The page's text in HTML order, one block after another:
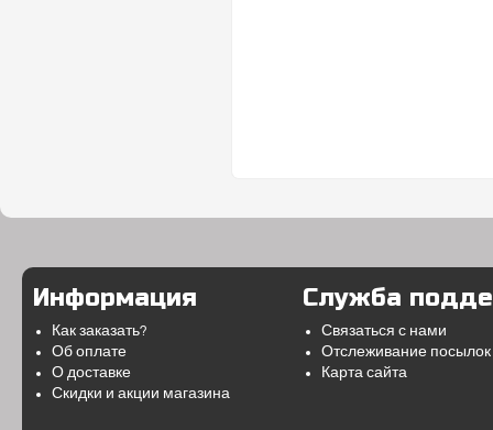
Информация
Как заказать?
Об оплате
О доставке
Скидки и акции магазина
Служба
Связаться с нами
Отслеживание посылок
Карта сайта